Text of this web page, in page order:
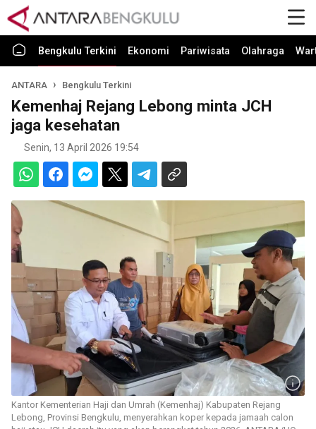
Bengkulu Terkini Ekonomi Pariwisata Olahraga
ANTARA Bengkulu Terkini
Kemenhaj Rejang Lebong minta JCH
jaga kesehatan
Senin, 13 April 2026 19:54
Kantor Kementerian Haji dan Umrah (Kemenhaj) Kabupaten Rejang
Lebong, Provinsi Bengkulu, menyerahkan koper kepada jamaah calon